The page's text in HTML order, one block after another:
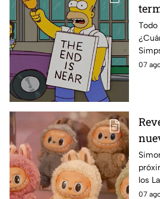
de
Todo
sabe:
07
y
los
07